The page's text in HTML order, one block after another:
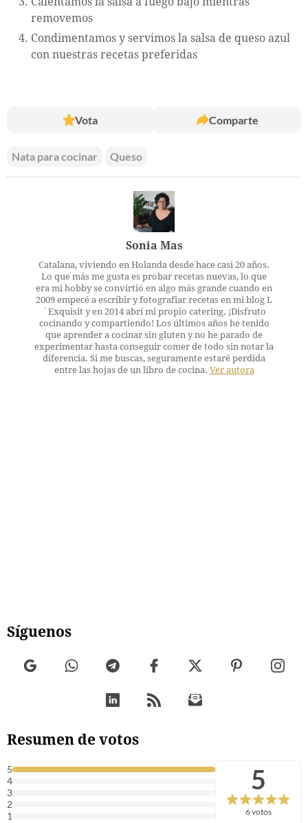
removemos
Condimentamos y servimos la salsa de queso azul
con nuestras recetas preferidas
Vota Comparte
Nata para cocinar Queso
Sonia Mas
Catalana, viviendo en Holanda desde hace casi 20 años.
Lo que más me gusta es probar recetas nuevas, lo que
era mi hobby se convirtió en algo más grande cuando en
2009 empecé a escribir y fotografiar recetas en mi blog L
´Exquisit y en 2014 abrí mi propio catering. ¡Disfruto
cocinando y compartiendo! Los últimos años he tenido
que aprender a cocinar sin gluten y no he parado de
experimentar hasta conseguir comer de todo sin notar la
diferencia. Si me buscas, seguramente estaré perdida
entre las hojas de un libro de cocina. Ver autora
Síguenos
Resumen de votos
5
4
3
2
1
5
6 votos